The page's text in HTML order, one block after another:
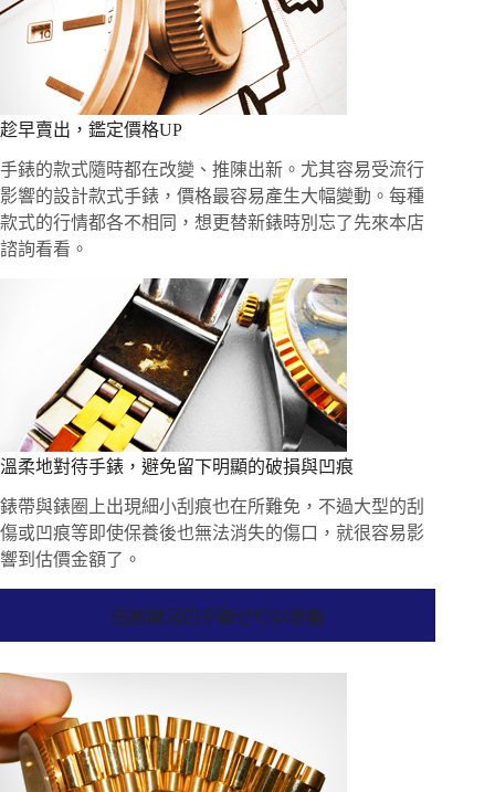
趁早賣出，鑑定價格UP
手錶的款式隨時都在改變、推陳出新。尤其容易受流行
影響的設計款式手錶，價格最容易產生大幅變動。每種
款式的行情都各不相同，想更替新錶時別忘了先來本店
諮詢看看。
溫柔地對待手錶，避免留下明顯的破損與凹痕
錶帶與錶圈上出現細小刮痕也在所難免，不過大型的刮
傷或凹痕等即使保養後也無法消失的傷口，就很容易影
響到估價金額了。
這樣錶況的手錶也可以收購